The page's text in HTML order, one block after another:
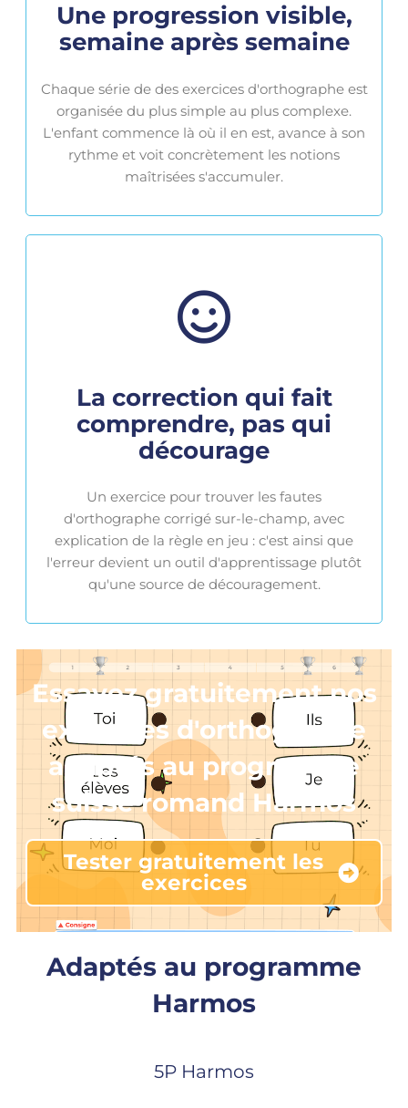
Une progression visible,
semaine après semaine
Chaque série de des exercices d'orthographe est
organisée du plus simple au plus complexe.
L'enfant commence là où il en est, avance à son
rythme et voit concrètement les notions
maîtrisées s'accumuler.
La correction qui fait
comprendre, pas qui
décourage
Un exercice pour trouver les fautes
d'orthographe corrigé sur-le-champ, avec
explication de la règle en jeu : c'est ainsi que
l'erreur devient un outil d'apprentissage plutôt
qu'une source de découragement.
Essayez gratuitement nos
exercices d'orthographe
adaptés au programme
suisse romand Harmos
Tester gratuitement les
exercices
Adaptés au programme
Harmos
5P Harmos